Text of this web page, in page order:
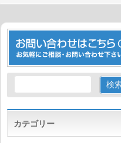
カテゴリー